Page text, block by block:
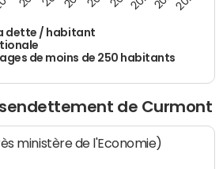
dette / habitant
de moins de 250 habitants
de Curmont
ministère de l'Economie)